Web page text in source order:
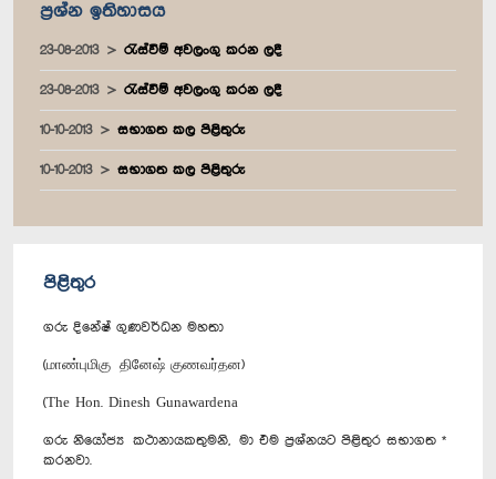
ප්‍රශ්න ඉතිහාසය
23-08-2013 රැස්වීම් අවලංගු කරන ලදී
23-08-2013 රැස්වීම් අවලංගු කරන ලදී
10-10-2013 සභාගත කල පිළිතුරු
10-10-2013 සභාගත කල පිළිතුරු
පිළිතුර
ගරු දිනේෂ් ගුණවර්ධන මහතා
(மாண்புமிகு தினேஷ் குணவர்தன)
(The Hon. Dinesh Gunawardena
ගරු නියෝජ්‍ය කථානායකතුමනි, මා එම ප්‍රශ්නයට පිළිතුර සභාගත *
කරනවා.